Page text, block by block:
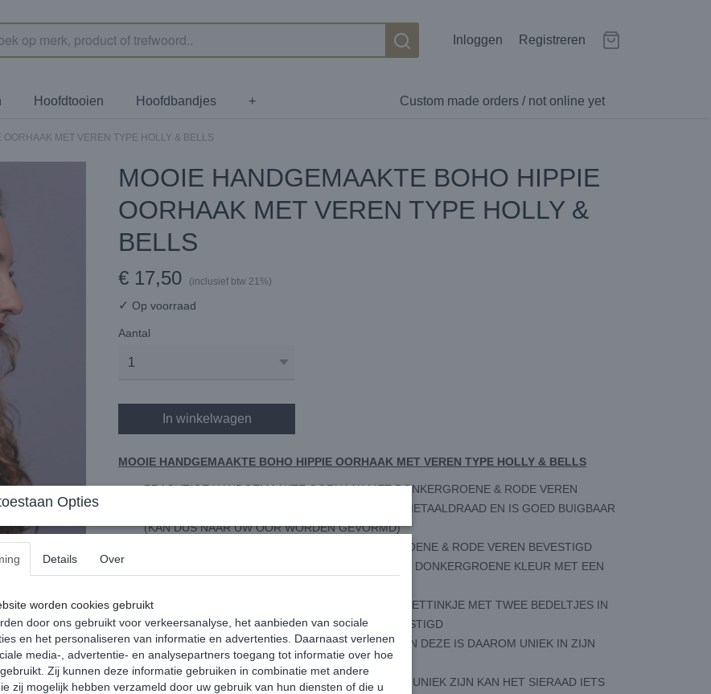
Inloggen Registreren
Custom made orders / not online yet
Hoofdtooien Hoofdbandjes +
MET VEREN TYPE HOLLY & BELLS
MOOIE HANDGEMAAKTE BOHO HIPPIE
OORHAAK MET VEREN TYPE HOLLY &
BELLS
€ 17,50 (inclusief btw 21%)
✓ Op voorraad
Aantal
In winkelwagen
MOOIE HANDGEMAAKTE BOHO HIPPIE OORHAAK MET VEREN TYPE HOLLY & BELLS
PRACHTIGE HANDGEMAAKTE OORHAAK MET DONKERGROENE & RODE VEREN
DE OORHAAK IS GEMAAKT VAN GOUDKLEURIG METAALDRAAD EN IS GOED BUIGBAAR
(KAN DUS NAAR UW OOR WORDEN GEVORMD)
AAN DE OORHAAK ZIJN PRACHTIGE DONKERGROENE & RODE VEREN BEVESTIGD
DE ACHTERSTE HANENVEREN LOPEN UIT IN EEN DONKERGROENE KLEUR MET EEN
AAN DE ONDERZIJDE VAN DE OORHAAK IS EEN KETTINKJE MET TWEE BEDELTJES IN
DE VORM VAN EEN GROENE EN RODE BEL BEVESTIGD
DE OORHAAK WORDT MET DE HANDGEMAAKT EN DEZE IS DAAROM UNIEK IN ZIJN
SOORT
LET OP: OMDAT DE VEREN VAN ONZE SIERADEN UNIEK ZIJN KAN HET SIERAAD IETS
Opties
Details Over
worden cookies gebruikt
door ons gebruikt voor verkeersanalyse, het aanbieden van sociale
en het personaliseren van informatie en advertenties. Daarnaast verlenen
media-, advertentie- en analysepartners toegang tot informatie over hoe
Zij kunnen deze informatie gebruiken in combinatie met andere
zij mogelijk hebben verzameld door uw gebruik van hun diensten of die u